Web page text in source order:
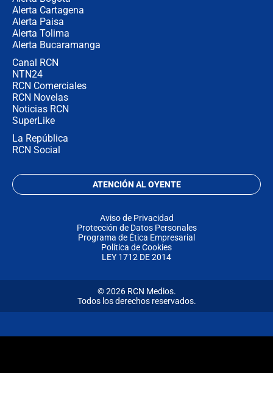
Alerta Cartagena
Alerta Paisa
Alerta Tolima
Alerta Bucaramanga
Canal RCN
NTN24
RCN Comerciales
RCN Novelas
Noticias RCN
SuperLike
La República
RCN Social
ATENCIÓN AL OYENTE
Aviso de Privacidad
Protección de Datos Personales
Programa de Ética Empresarial
Política de Cookies
LEY 1712 DE 2014
© 2026 RCN Medios.
Todos los derechos reservados.